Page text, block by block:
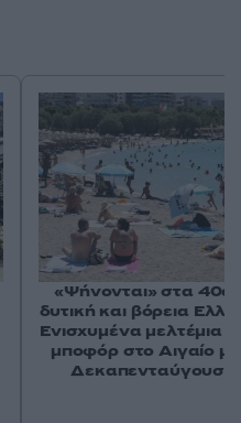
«Ψήνονται» στα
δυτική και βόρεια
Ενισχυμένα μελτέμια
μποφόρ στο Αιγαίο